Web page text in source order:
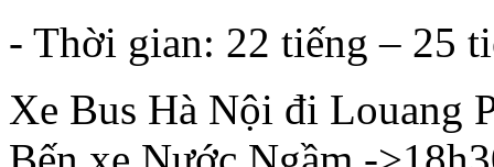
- Thời gian: 22 tiếng – 25
Xe Bus Hà Nội đi Louang